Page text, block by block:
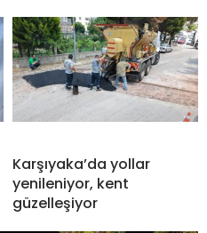
Karşıyaka’da yollar
yenileniyor, kent
güzelleşiyor